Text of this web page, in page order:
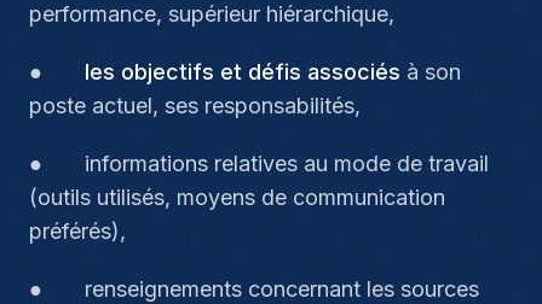
performance, supérieur hiérarchique,
● les objectifs et défis associés à son
poste actuel, ses responsabilités,
● informations relatives au mode de travail
(outils utilisés, moyens de communication
préférés),
● renseignements concernant les sources